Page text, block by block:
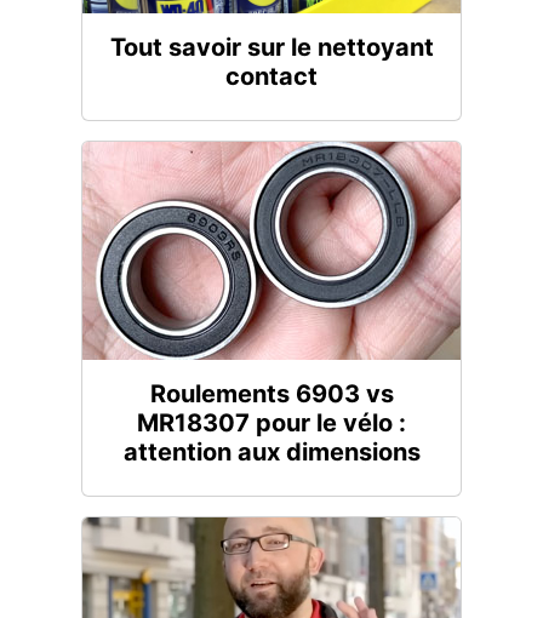
Tout savoir sur le nettoyant
contact
Roulements 6903 vs
MR18307 pour le vélo :
attention aux dimensions